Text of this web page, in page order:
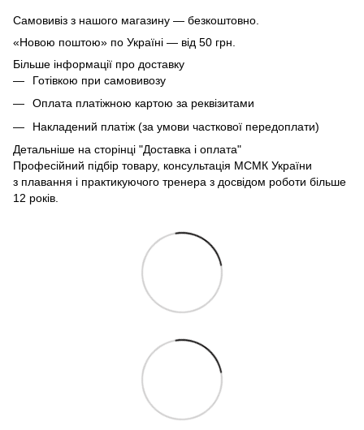
Самовивіз з нашого магазину — безкоштовно.
«Новою поштою» по Україні — від 50 грн.
Більше інформації про доставку
Готівкою при самовивозу
Оплата платіжною картою за реквізитами
Накладений платіж (за умови часткової передоплати)
Детальніше на сторінці "Доставка і оплата"
Професійний підбір товару, консультація МСМК України
з плавання і практикуючого тренера з досвідом роботи більше
12 років.